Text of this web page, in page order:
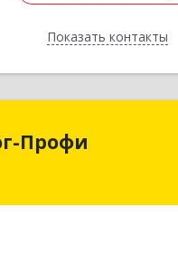
Показать контакты
Назад
Профи
обл,